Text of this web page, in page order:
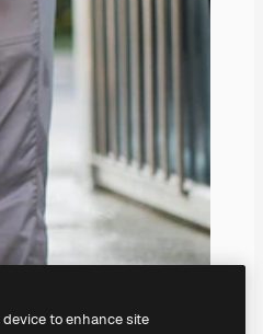
to enhance site